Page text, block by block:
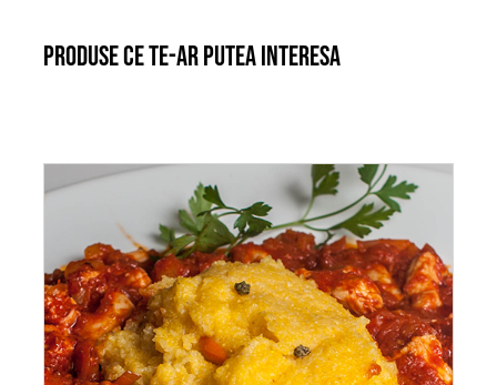
Produse ce te-ar putea interesa
ADAUGĂ ÎN COȘ / DETALII